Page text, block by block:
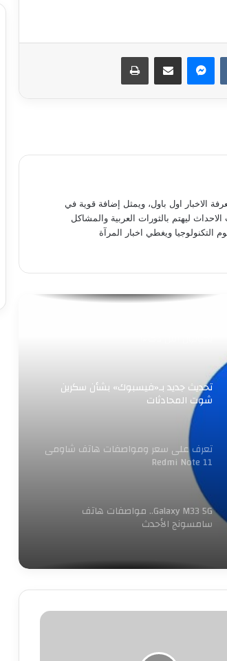
ماسنجر مشاركة عبر البريد طباعة
الاخبار اول باول، ويمثل إضافة قوية في
ليهتم بالثورات العربية والمشاكل
التكنولوجيا ويغطي اخبار المرآة
الدولة
إنستجرام تعتزم تقييد المحتوى الموصى به
العارية
كيف تفتح أكثر من حساب واتساب على
نفس الجهاز؟
الخصوصية الجديدة
تحديث جديد بـ«فيسبوك» بشأن سكرين
شوت المحادثات
تعرف على سعر ومواصفات هاتف شاومى
Redmi Note 11
Galaxy M33 5G.. مواصفات هاتف
سامسونج الأحدث
عدم قبول دعوى حظر تطبيق تيك توك فى
مصر
المعلومات الأعلى نموا بين قطاعات